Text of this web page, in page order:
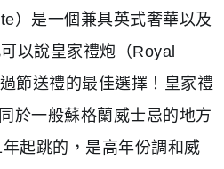
）是一個兼具英式奢華以及
以說皇家禮炮（Royal
節送禮的最佳選擇！皇家禮
於一般蘇格蘭威士忌的地方
起跳的，是高年份調和威